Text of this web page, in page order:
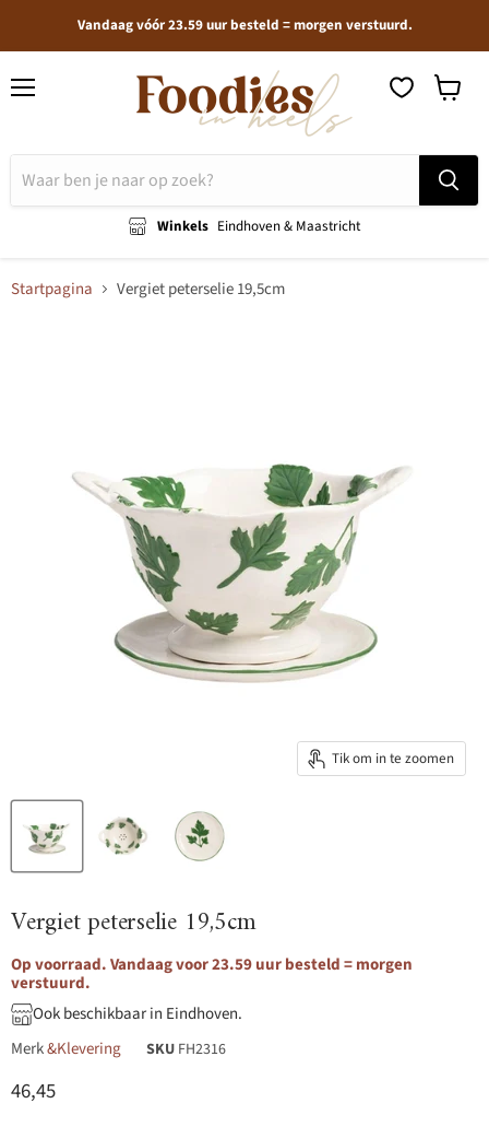
Vandaag vóór 23.59 uur besteld = morgen verstuurd.
Winkels Eindhoven & Maastricht
Startpagina Vergiet peterselie 19,5cm
Tik om in te zoomen
Vergiet peterselie 19,5cm
Op voorraad. Vandaag voor 23.59 uur besteld = morgen
verstuurd.
Ook beschikbaar in Eindhoven.
Merk&Klevering SKU FH2316
Huidige prijs
46,45